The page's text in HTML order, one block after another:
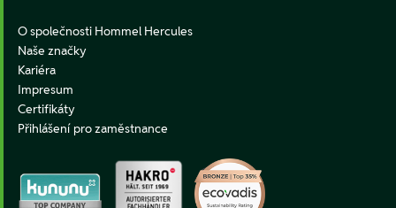
O společnosti Hommel Hercules
Naše značky
Kariéra
Impresum
Certifikáty
Přihlášení pro zaměstnance